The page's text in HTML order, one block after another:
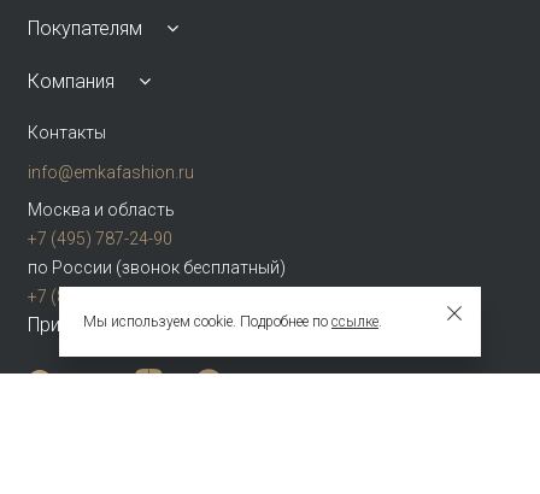
Покупателям
Компания
Контакты
info@emkafashion.ru
Москва и область
+7 (495) 787-24-90
по России (звонок бесплатный)
+7 (800) 775-42-46
Присоединяйтесь
Мы используем cookie. Подробнее по ссылке